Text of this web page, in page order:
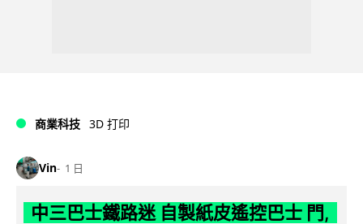
商業科技 3D 打印
Vin 1 日
中三巴士鐵路迷 自製紙皮遙控巴士 門,